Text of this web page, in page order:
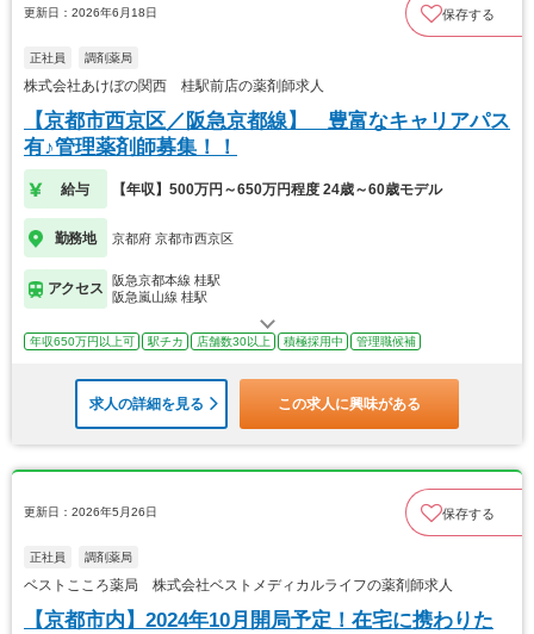
更新日：2026年6月18日 保存する
正社員 調剤薬局
株式会社あけぼの関西 桂駅前店の薬剤師求人
【京都市西京区／阪急京都線】 豊富なキャリアパス
有♪管理薬剤師募集！！
給与 【年収】500万円～650万円程度 24歳～60歳モデル
勤務地 京都府 京都市西京区
アクセス
阪急京都本線 桂駅
阪急嵐山線 桂駅
年収650万円以上可 駅チカ 店舗数30以上 積極採用中 管理職候補
求人の詳細を見る この求人に興味がある
更新日：2026年5月26日 保存する
正社員 調剤薬局
ベストこころ薬局 株式会社ベストメディカルライフの薬剤師求人
【京都市内】2024年10月開局予定！在宅に携わりた